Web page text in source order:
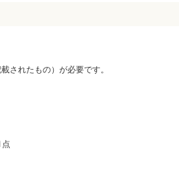
されたもの）が必要です。